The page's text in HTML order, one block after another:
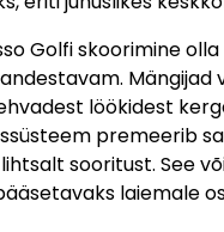
Golfi skoorimine
Mängijad
löökidest
premeerib
sooritust. See
laiemale